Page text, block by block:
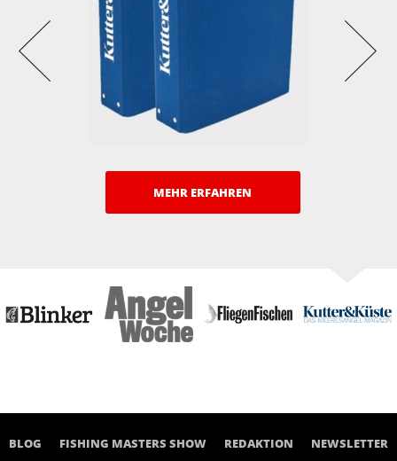
MEHR ERFAHREN
BLOG FISHING MASTERS SHOW REDAKTION NEWSLETTER